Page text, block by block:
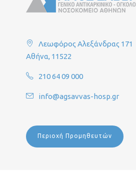
Λεωφόρος Αλεξάνδρας 171
Αθήνα, 11522
210 64 09 000
info@agsavvas-hosp.gr
Περιοχή Προμηθευτών